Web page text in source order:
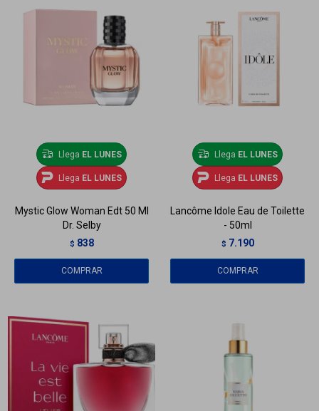
Llega EL LUNES
Llega EL LUNES
Mystic Glow Woman Edt 50 Ml
Dr. Selby
$ 838
Llega EL LUNES
Llega EL LUNES
Lancôme Idole Eau de Toilette
- 50ml
$ 7.190